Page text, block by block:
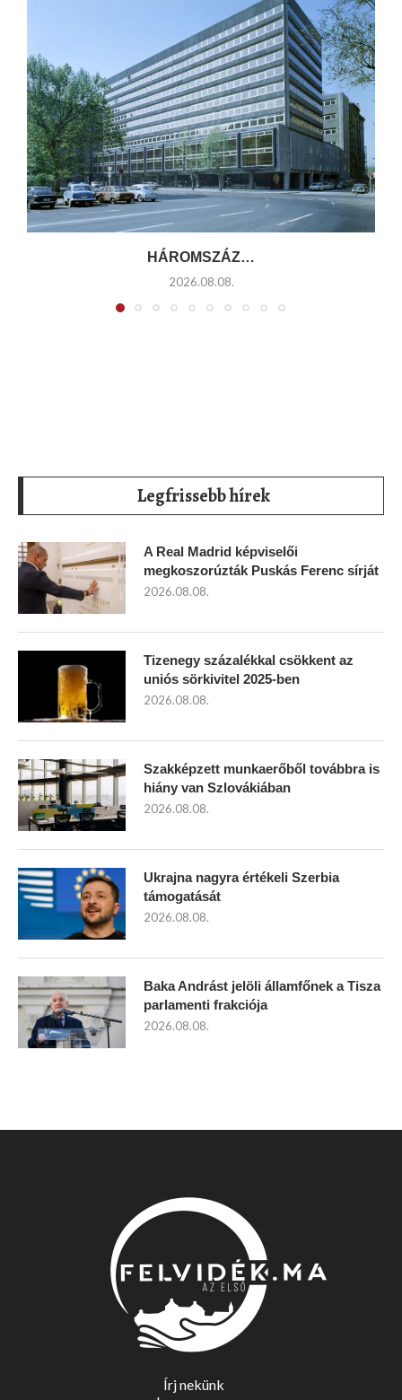
HÁROMSZÁZ…
2026.08.08.
Legfrissebb hírek
A Real Madrid képviselői
megkoszorúzták Puskás Ferenc sírját
2026.08.08.
Tizenegy százalékkal csökkent az
uniós sörkivitel 2025-ben
2026.08.08.
Szakképzett munkaerőből továbbra is
hiány van Szlovákiában
2026.08.08.
Ukrajna nagyra értékeli Szerbia
támogatását
2026.08.08.
Baka Andrást jelöli államfőnek a Tisza
parlamenti frakciója
2026.08.08.
Írj nekünk